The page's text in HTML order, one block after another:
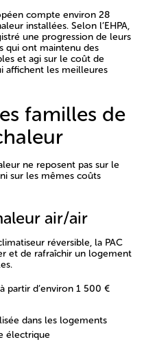
compte environ 28
installées. Selon l’EHPA,
une progression de leurs
qui ont maintenu des
et agi sur le coût de
affichent les meilleures
familles de
ne reposent pas sur le
sur les mêmes coûts
air/air
réversible, la PAC
et de rafraîchir un logement
à partir d’environ 1 500 €
dans les logements
électrique